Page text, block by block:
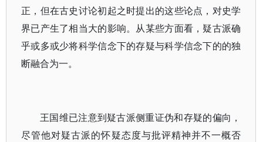
正，但在古史讨论初起之时提出的这些论点，对史学
界已产生了相当大的影响。从某些方面看，疑古派确
乎或多或少将科学信念下的存疑与科学信念下的的独
断融合为一。
王国维已注意到疑古派侧重证伪和存疑的偏向，
尽管他对疑古派的怀疑态度与批评精神并不一概否